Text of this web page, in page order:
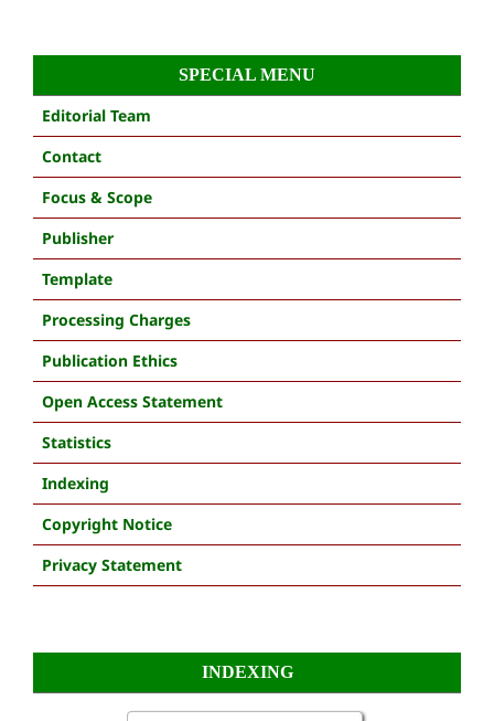
SPECIAL MENU
Editorial Team
Contact
Focus & Scope
Publisher
Template
Processing Charges
Publication Ethics
Open Access Statement
Statistics
Indexing
Copyright Notice
Privacy Statement
INDEXING